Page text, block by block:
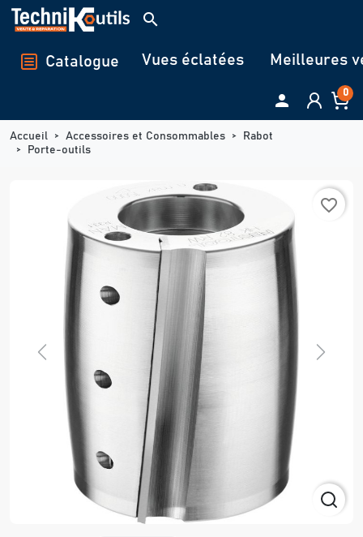
Panneau de gestion des cookies
search
Catalogue Vues éclatées Meilleures
 0
Accueil Accessoires et Consommables
Rabot
Porte-outils
favorite_border
Previous Next